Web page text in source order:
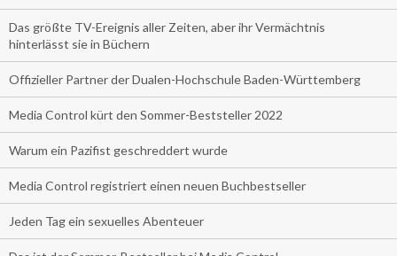
Das größte TV-Ereignis aller Zeiten, aber ihr Vermächtnis
hinterlässt sie in Büchern
Offizieller Partner der Dualen-Hochschule Baden-Württemberg
Media Control kürt den Sommer-Beststeller 2022
Warum ein Pazifist geschreddert wurde
Media Control registriert einen neuen Buchbestseller
Jeden Tag ein sexuelles Abenteuer